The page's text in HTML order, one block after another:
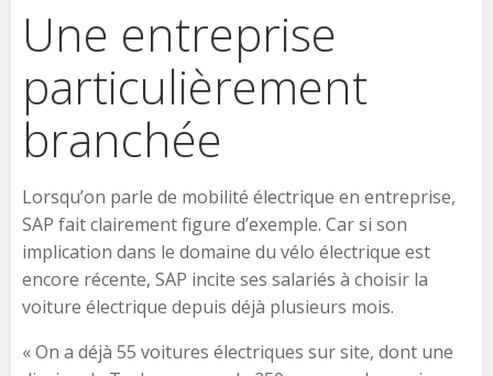
Une entreprise
particulièrement
branchée
Lorsqu’on parle de mobilité électrique en entreprise,
SAP fait clairement figure d’exemple. Car si son
implication dans le domaine du vélo électrique est
encore récente, SAP incite ses salariés à choisir la
voiture électrique depuis déjà plusieurs mois.
« On a déjà 55 voitures électriques sur site, dont une